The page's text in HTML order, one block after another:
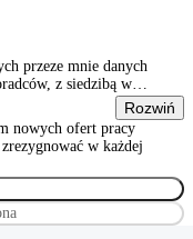
przeze mnie danych
z siedzibą w
i zawodowych,
przeze mnie danych
z siedzibą w
do rejestru
i zawodowych
Rozwiń
nowych ofert pracy
w każdej